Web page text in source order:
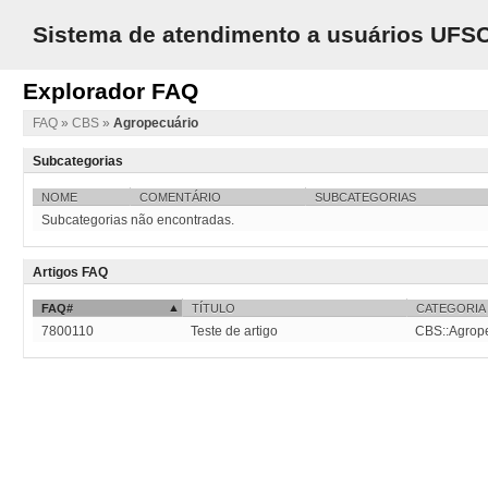
Sistema de atendimento a usuários
Explorador FAQ
FAQ » CBS » Agropecuário
Subcategorias
NOME COMENTÁRIO SUBCATEGORIAS
Subcategorias não encontradas.
Artigos FAQ
FAQ# TÍTULO CATEGORIA
7800110 Teste de artigo